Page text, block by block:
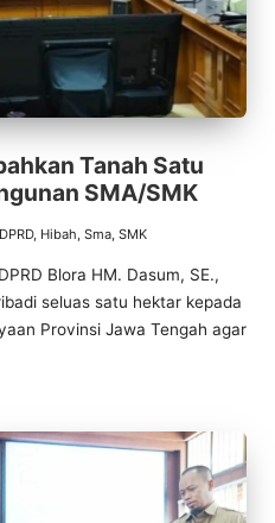
Tanah Satu
SMA/SMK
DPRD, Hibah Sma, SMK
Blora HM. Dasum, SE.,
seluas satu hektar kepada
Provinsi Jawa Tengah agar